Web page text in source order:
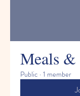
Meals
Public · 1 member